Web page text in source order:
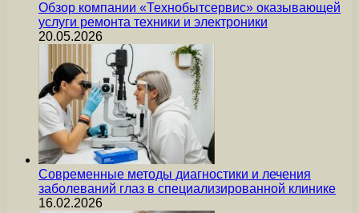
Обзор компании «Технобытсервис» оказывающей
услуги ремонта техники и электроники
20.05.2026
Современные методы диагностики и лечения
заболеваний глаз в специализированной клинике
16.02.2026